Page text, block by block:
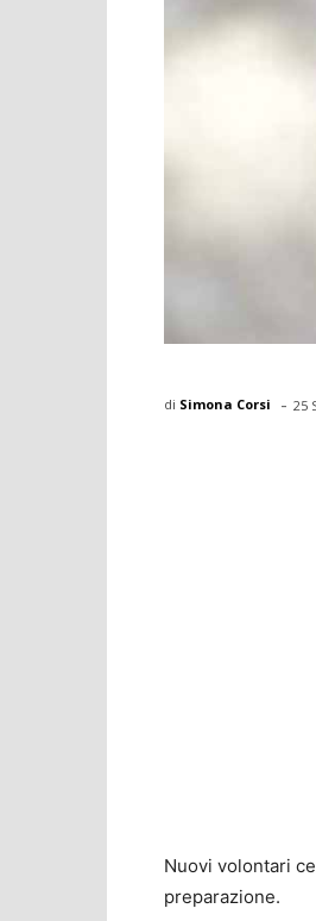
di Simona Corsi - 25
Nuovi volontari
preparazione.